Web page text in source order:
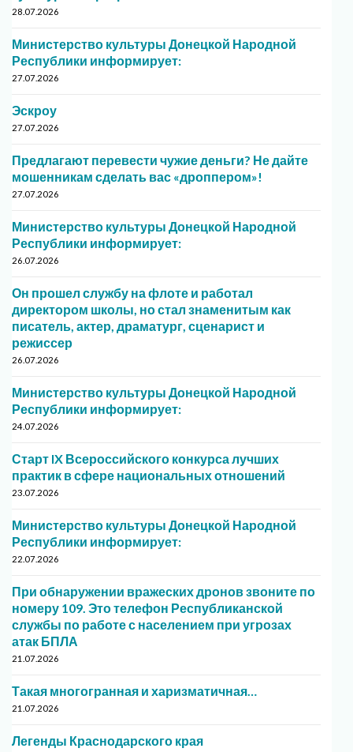
28.07.2026
Министерство культуры Донецкой Народной
Республики информирует:
27.07.2026
Эскроу
27.07.2026
Предлагают перевести чужие деньги? Не дайте
мошенникам сделать вас «дроппером»!
27.07.2026
Министерство культуры Донецкой Народной
Республики информирует:
26.07.2026
Он прошел службу на флоте и работал
директором школы, но стал знаменитым как
писатель, актер, драматург, сценарист и
режиссер
26.07.2026
Министерство культуры Донецкой Народной
Республики информирует:
24.07.2026
Старт IX Всероссийского конкурса лучших
практик в сфере национальных отношений
23.07.2026
Министерство культуры Донецкой Народной
Республики информирует:
22.07.2026
При обнаружении вражеских дронов звоните по
номеру 109. Это телефон Республиканской
службы по работе с населением при угрозах
атак БПЛА
21.07.2026
Такая многогранная и харизматичная…
21.07.2026
Легенды Краснодарского края